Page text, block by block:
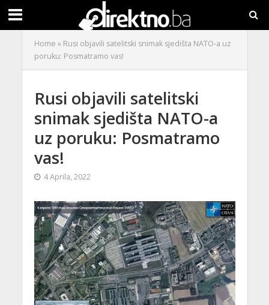
Home » Rusi objavili satelitski snimak sjedišta NATO-a uz
poruku: Posmatramo vas!
Rusi objavili satelitski
snimak sjedišta NATO-a
uz poruku: Posmatramo
vas!
4 Aprila, 2022